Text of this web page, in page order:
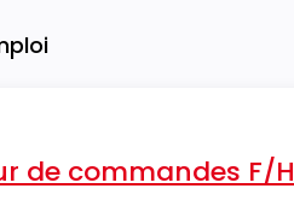
de commandes F/H